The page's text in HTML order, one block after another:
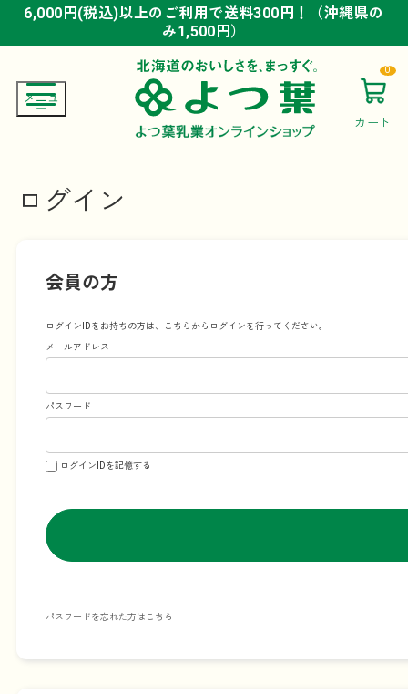
6,000円(税込)以上のご利用で送料300円！（沖縄県の
み1,500円）
6,000円(税込)以上のご利用で送料300円！（沖縄県の
み1,500円）
6,000円(税込)以上のご利用で送料300円！（沖縄県の
み1,500円）
カート
0
ログイン
会員の方
ログインIDをお持ちの方は、こちらからログインを行ってください。
メールアドレス
パスワード
ログインIDを記憶する
パスワードを忘れた方はこちら